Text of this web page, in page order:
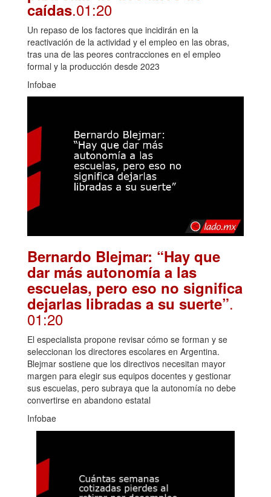
caídas.01:20
Un repaso de los factores que incidirán en la
reactivación de la actividad y el empleo en las obras,
tras una de las peores contracciones en el empleo
formal y la producción desde 2023
Infobae
Bernardo Blejmar: “Hay que
dar más autonomía a las
escuelas, pero eso no significa
dejarlas libradas a su suerte”.
01:20
El especialista propone revisar cómo se forman y se
seleccionan los directores escolares en Argentina.
Blejmar sostiene que los directivos necesitan mayor
margen para elegir sus equipos docentes y gestionar
sus escuelas, pero subraya que la autonomía no debe
convertirse en abandono estatal
Infobae